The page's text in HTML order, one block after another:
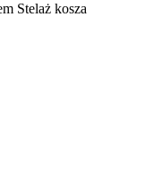
Stelaż kosza